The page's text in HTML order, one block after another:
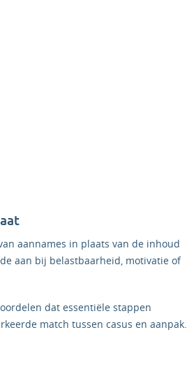
aannames in plaats van de inhoud
aan bij belastbaarheid, motivatie of
dat essentiële stappen
match tussen casus en aanpak.